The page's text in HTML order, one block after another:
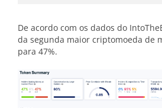
De acordo com os dados do
da segunda maior criptomoeda de
para 47%.